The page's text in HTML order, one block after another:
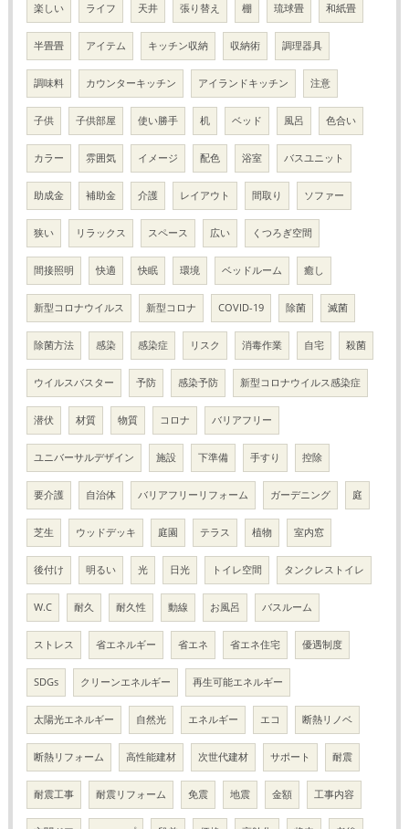
楽しい ライフ 天井 張り替え 棚 琉球畳 和紙畳
半畳畳 アイテム キッチン収納 収納術 調理器具
調味料 カウンターキッチン アイランドキッチン 注意
子供 子供部屋 使い勝手 机 ベッド 風呂 色合い
カラー 雰囲気 イメージ 配色 浴室 バスユニット
助成金 補助金 介護 レイアウト 間取り ソファー
狭い リラックス スペース 広い くつろぎ空間
間接照明 快適 快眠 環境 ベッドルーム 癒し
新型コロナウイルス 新型コロナ COVID-19 除菌 滅菌
除菌方法 感染 感染症 リスク 消毒作業 自宅 殺菌
ウイルスバスター 予防 感染予防 新型コロナウイルス感染症
潜伏 材質 物質 コロナ バリアフリー
ユニバーサルデザイン 施設 下準備 手すり 控除
要介護 自治体 バリアフリーリフォーム ガーデニング 庭
芝生 ウッドデッキ 庭園 テラス 植物 室内窓
後付け 明るい 光 日光 トイレ空間 タンクレストイレ
W.C 耐久 耐久性 動線 お風呂 バスルーム
ストレス 省エネルギー 省エネ 省エネ住宅 優遇制度
SDGs クリーンエネルギー 再生可能エネルギー
太陽光エネルギー 自然光 エネルギー エコ 断熱リノベ
断熱リフォーム 高性能建材 次世代建材 サポート 耐震
耐震工事 耐震リフォーム 免震 地震 金額 工事内容